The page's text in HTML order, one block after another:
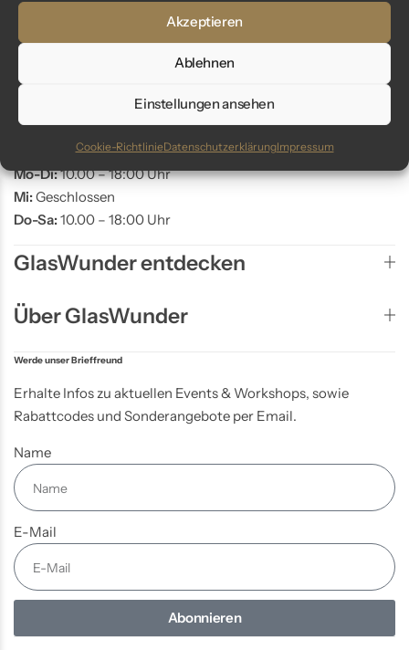
Akzeptieren
Ablehnen
Einstellungen ansehen
Cookie-RichtlinieDatenschutzerklärungImpressum
Markt 10
Öffnungszeiten:
Mo-Di:10.00 – 18:00 Uhr
Mi:Geschlossen
Do-Sa:10.00 – 18:00 Uhr
GlasWunder entdecken
Über GlasWunder
Werde unser Brieffreund
Erhalte Infos zu aktuellen Events & Workshops, sowie
Rabattcodes und Sonderangebote per Email.
Name
E-Mail
Abonnieren